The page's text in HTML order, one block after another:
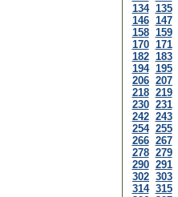
134 135
146 147
158 159
170 171
182 183
194 195
206 207
218 219
230 231
242 243
254 255
266 267
278 279
290 291
302 303
314 315